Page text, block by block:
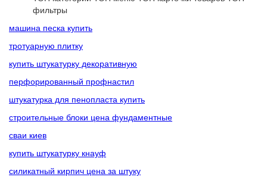
фильтры
машина песка купить
тротуарную плитку
купить штукатурку декоративную
перфорированный профнастил
штукатурка для пенопласта купить
строительные блоки цена фундаментные
сваи киев
купить штукатурку кнауф
силикатный кирпич цена за штуку